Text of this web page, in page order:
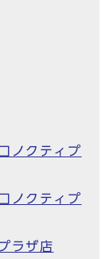
ノクティプ
ノクティプ
ラザ店